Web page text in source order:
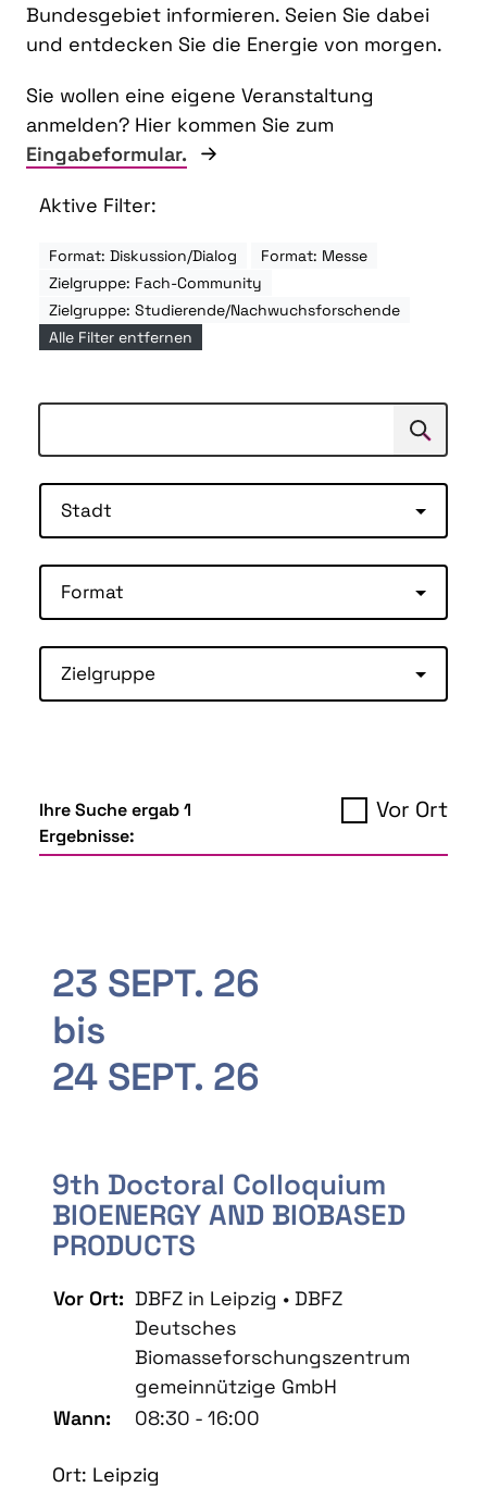
Bundesgebiet informieren. Seien Sie dabei
und entdecken Sie die Energie von morgen.
Sie wollen eine eigene Veranstaltung
anmelden? Hier kommen Sie zum
Eingabeformular.
Aktive Filter:
Format: Diskussion/Dialog
Format: Messe
Zielgruppe: Fach-Community
Zielgruppe: Studierende/Nachwuchsforschende
Alle Filter entfernen
Suchen
Stadt
Format
Zielgruppe
Ihre Suche ergab 1
Ergebnisse:
Vor Ort
23 SEPT. 26
bis
24 SEPT. 26
9th Doctoral Colloquium
BIOENERGY AND BIOBASED
PRODUCTS
Vor Ort: DBFZ in Leipzig • DBFZ
Deutsches
Biomasseforschungszentrum
gemeinnützige GmbH
Wann:
08:30 - 16:00
Ort: Leipzig